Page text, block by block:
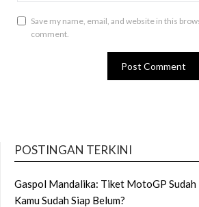
Save my name, email, and website in this
comment.
POSTINGAN TERKINI
Gaspol Mandalika: Tiket MotoGP Sudah
Kamu Sudah Siap Belum?